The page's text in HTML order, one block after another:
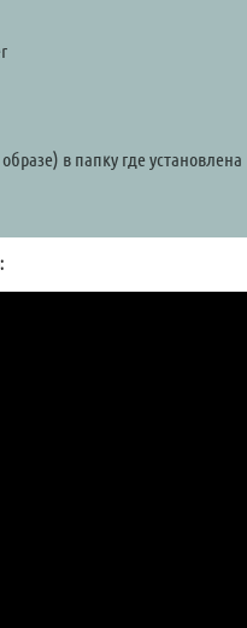
в папку где установлена